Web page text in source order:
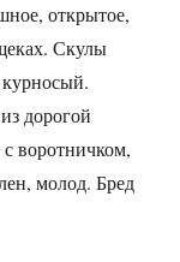
открытое,
Скулы
дорогой
воротничком,
молод. Бред